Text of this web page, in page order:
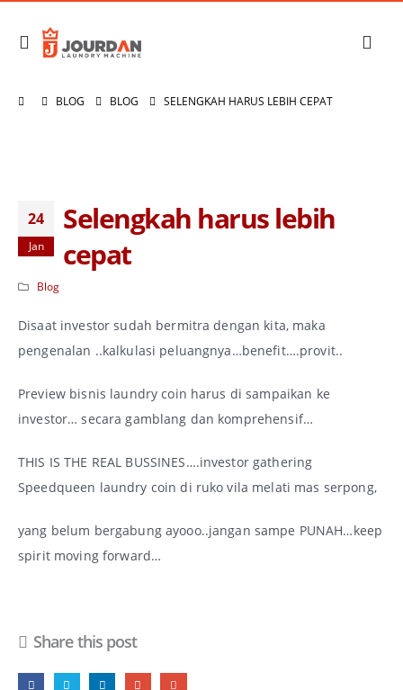
BLOG BLOG SELENGKAH HARUS LEBIH CEPAT
24
Jan
Selengkah harus lebih
cepat
Blog
Disaat investor sudah bermitra dengan kita, maka
pengenalan ..kalkulasi peluangnya…benefit….provit..
Preview bisnis laundry coin harus di sampaikan ke
investor… secara gamblang dan komprehensif…
THIS IS THE REAL BUSSINES….investor gathering
Speedqueen laundry coin di ruko vila melati mas serpong,
yang belum bergabung ayooo..jangan sampe PUNAH…keep
spirit moving forward…
Share this post